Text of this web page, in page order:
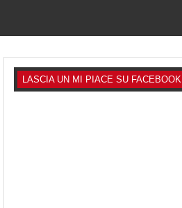
LASCIA UN MI PIACE SU FACEBOOK